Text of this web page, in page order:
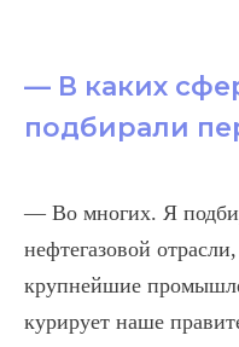
— В каких
подбирали
— Во многих. Я
нефтегазовой
крупнейшие
курирует наше